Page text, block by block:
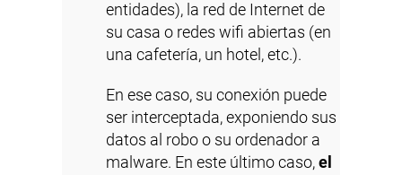
entidades), la red de Internet de
su casa o redes wifi abiertas (en
una cafetería, un hotel, etc.).
En ese caso, su conexión puede
ser interceptada, exponiendo sus
datos al robo o su ordenador a
malware. En este último caso, el